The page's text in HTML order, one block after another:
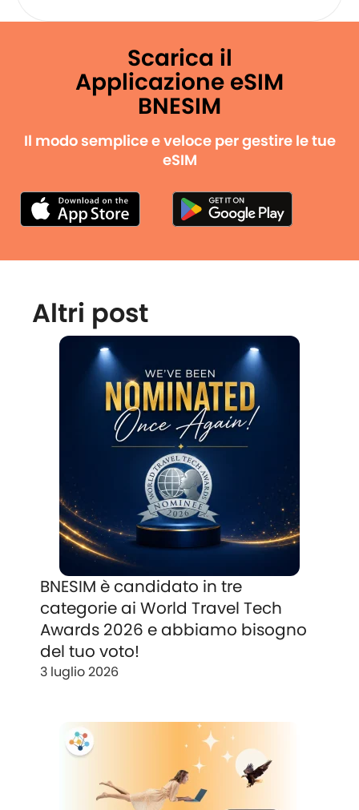
Scarica il
Applicazione eSIM
BNESIM
Il modo semplice e veloce per gestire le tue
eSIM
Altri post
BNESIM è candidato in tre
categorie ai World Travel Tech
Awards 2026 e abbiamo bisogno
del tuo voto!
3 luglio 2026